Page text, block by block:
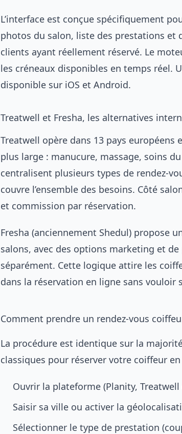
L’interface est conçue spécifiquement
photos du salon, liste des prestations et
clients ayant réellement réservé. Le
les créneaux disponibles en temps réel.
disponible sur iOS et Android.
Treatwell et Fresha, les alternatives
Treatwell opère dans 13 pays
plus large : manucure, massage, soins
centralisent plusieurs types de rendez-
couvre l’ensemble des besoins. Côté
et commission par réservation.
Fresha (anciennement Shedul) propose
salons, avec des options marketing et
séparément. Cette logique attire les
dans la réservation en ligne sans vouloir
Comment prendre un rendez-vous
La procédure est identique sur la
classiques pour réserver votre coiffeur
Ouvrir la plateforme (Planity,
Saisir sa ville ou activer la
Sélectionner le type de prestation